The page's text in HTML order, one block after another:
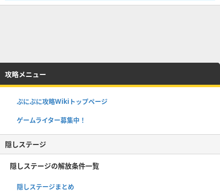
攻略メニュー
ぷにぷに攻略Wikiトップページ
ゲームライター募集中！
隠しステージ
隠しステージの解放条件一覧
隠しステージまとめ